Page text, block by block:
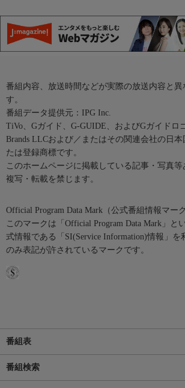
番組内容、放送時間などが実際の放送内容と異
す。
番組データ提供元：IPG Inc.
TiVo、Gガイド、G-GUIDE、およびGガイドロ
Brands LLCおよび／またはその関連会社の日
たは登録商標です。
このホームページに掲載している記事・写真
複写・転載を禁じます。
Official Program Data Mark（公式番組情報マーク
このマークは「Official Program Data Mark」と
式情報である「SI(Service Information)情報」を
のみ表記が許されているマークです。
番組表
番組検索